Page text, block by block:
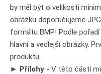
by měl být o velikosti
obrázku doporučujeme
formátu BMP! Podle
hlavní a vedlejší obrázky.
produktu.
► Přílohy - V této části